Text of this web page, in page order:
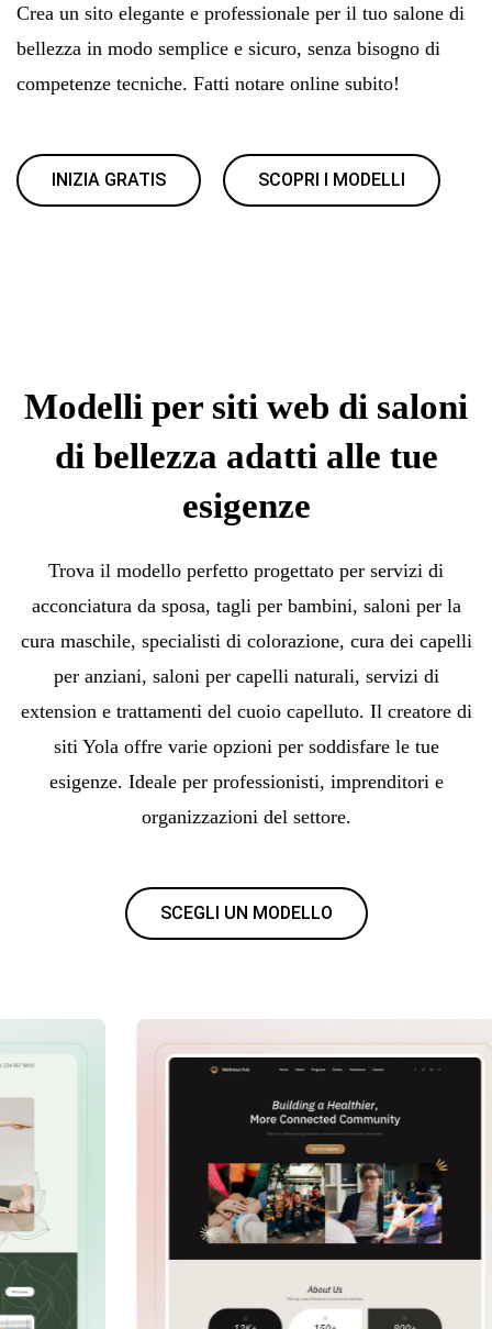
Crea un sito elegante e professionale per il tuo salone di
bellezza in modo semplice e sicuro, senza bisogno di
competenze tecniche. Fatti notare online subito!
INIZIA GRATIS SCOPRI I MODELLI
Modelli per siti web di saloni
di bellezza adatti alle tue
esigenze
Trova il modello perfetto progettato per servizi di
acconciatura da sposa, tagli per bambini, saloni per la
cura maschile, specialisti di colorazione, cura dei capelli
per anziani, saloni per capelli naturali, servizi di
extension e trattamenti del cuoio capelluto. Il creatore di
siti Yola offre varie opzioni per soddisfare le tue
esigenze. Ideale per professionisti, imprenditori e
organizzazioni del settore.
SCEGLI UN MODELLO